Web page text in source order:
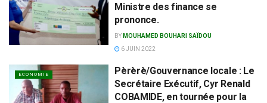
Ministre des finance se
prononce.
BY MOUHAMED BOUHARI SAÏDOU
6 JUIN 2022
ECONOMIE
Pèrèrè/Gouvernance locale : Le
Secrétaire Exécutif, Cyr Renald
COBAMIDE, en tournée pour la